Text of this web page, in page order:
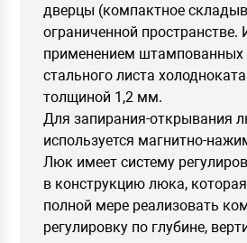
дверцы (компактное
ограниченной пространстве.
применением штампованных
стального листа
толщиной 1,2 мм.
Для запирания-открывания
используется магнитно-
Люк имеет систему
в конструкцию люка,
полной мере реализовать
регулировку по глубине,